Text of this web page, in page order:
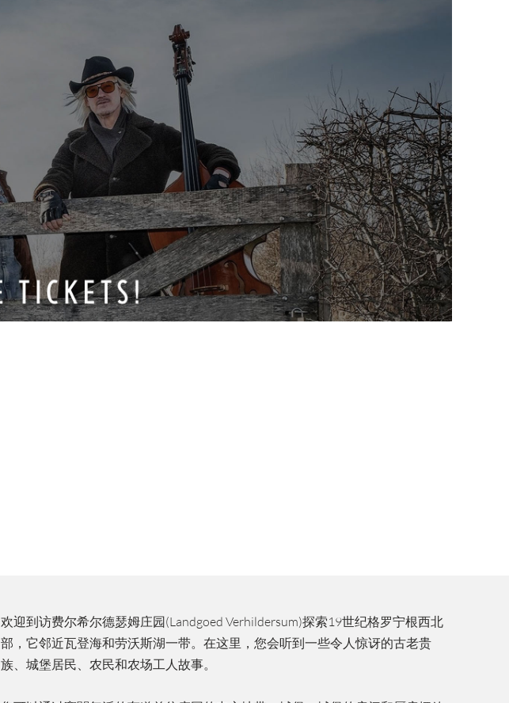
欢迎到访费尔希尔德瑟姆庄园(Landgoed Verhildersum)探索19世纪格罗宁根西北
部，它邻近瓦登海和劳沃斯湖一带。在这里，您会听到一些令人惊讶的古老贵
族、城堡居民、农民和农场工人故事。